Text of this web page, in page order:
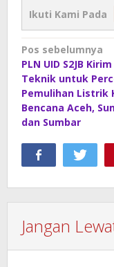
Ikuti Kami Pada
Navigasi
pos
Pos sebelumnya
PLN UID S2JB
Teknik untuk
Pemulihan Listrik
Bencana Aceh,
dan Sumbar
Jangan